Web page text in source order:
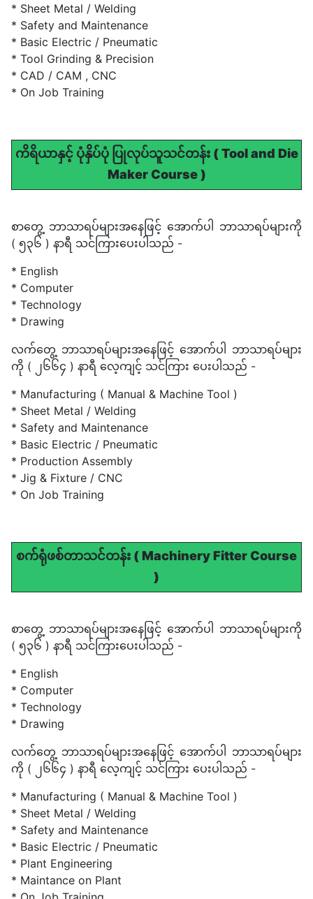
* Sheet Metal / Welding
* Safety and Maintenance
* Basic Electric / Pneumatic
* Tool Grinding & Precision
* CAD / CAM , CNC
* On Job Training
ကိရိယာနှင့် ပုံနှိပ်ပုံ ပြုလုပ်သူသင်တန်း ( Tool and Die
Maker Course )
စာတွေ့ ဘာသာရပ်များအနေဖြင့် အောက်ပါ ဘာသာရပ်များကို
( ၅၃၆ ) နာရီ သင်ကြားပေးပါသည် -
* English
* Computer
* Technology
* Drawing
လက်တွေ့ ဘာသာရပ်များအနေဖြင့် အောက်ပါ ဘာသာရပ်များ
ကို ( ၂၆၆၄ ) နာရီ လေ့ကျင့် သင်ကြား ပေးပါသည် -
* Manufacturing ( Manual & Machine Tool )
* Sheet Metal / Welding
* Safety and Maintenance
* Basic Electric / Pneumatic
* Production Assembly
* Jig & Fixture / CNC
* On Job Training
စက်ရုံဖစ်တာသင်တန်း ( Machinery Fitter Course
)
စာတွေ့ ဘာသာရပ်များအနေဖြင့် အောက်ပါ ဘာသာရပ်များကို
( ၅၃၆ ) နာရီ သင်ကြားပေးပါသည် -
* English
* Computer
* Technology
* Drawing
လက်တွေ့ ဘာသာရပ်များအနေဖြင့် အောက်ပါ ဘာသာရပ်များ
ကို ( ၂၆၆၄ ) နာရီ လေ့ကျင့် သင်ကြား ပေးပါသည် -
* Manufacturing ( Manual & Machine Tool )
* Sheet Metal / Welding
* Safety and Maintenance
* Basic Electric / Pneumatic
* Plant Engineering
* Maintance on Plant